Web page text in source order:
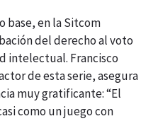
base, en la Sitcom
del derecho al voto
intelectual. Francisco
de esta serie, asegura
muy gratificante: “El
como un juego con